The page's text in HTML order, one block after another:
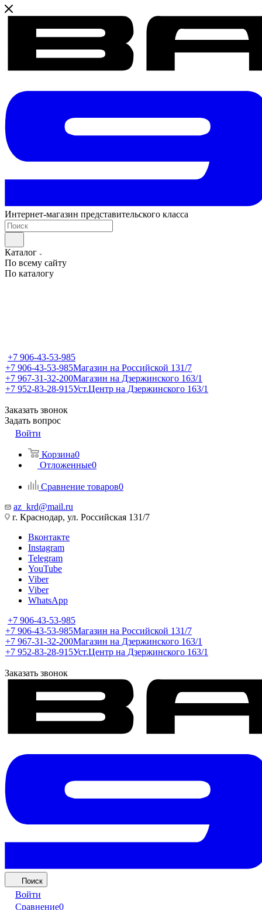
Интернет-магазин представительского класса
Каталог
По всему сайту
По каталогу
+7 906-43-53-985
+7 906-43-53-985Магазин на Российской 131/7
+7 967-31-32-200Магазин на Дзержинского 163/1
+7 952-83-28-915Уст.Центр на Дзержинского 163/1
Заказать звонок
Задать вопрос
Войти
Корзина0
Отложенные0
Сравнение товаров0
az_krd@mail.ru
г. Краснодар, ул. Российская 131/7
Вконтакте
Instagram
Telegram
YouTube
Viber
Viber
WhatsApp
+7 906-43-53-985
+7 906-43-53-985Магазин на Российской 131/7
+7 967-31-32-200Магазин на Дзержинского 163/1
+7 952-83-28-915Уст.Центр на Дзержинского 163/1
Заказать звонок
Поиск
Войти
Сравнение0